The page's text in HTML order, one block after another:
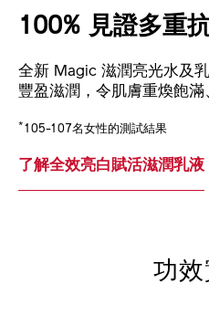
100% 見證多重
全新 Magic 滋潤亮光水及
豐盈滋潤，令肌膚重煥飽滿
* 105-107名女性的測試結果
了解全效亮白賦活滋潤乳液
功